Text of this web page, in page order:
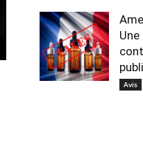
Avis